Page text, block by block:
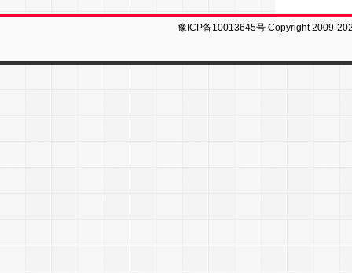
豫ICP备10013645号 Copyright 2009-